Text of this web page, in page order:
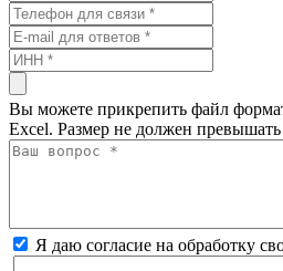
Вы можете прикрепить файл
Excel. Размер не должен
Я даю согласие на обработку